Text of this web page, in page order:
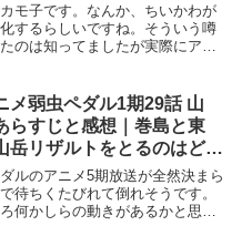
モ子です。なんか、ちいかわが
するらしいですね。そういう噂
のは知ってましたが実際にアニ
介！！ちいかわ（なんか小さくて
やつ）アニメ化決...
メ弱虫ペダル1期29話 山
らすじと感想｜巻島と東
岳リザルトをとるのはどっ
ルのアニメ5期放送が全然決まら
待ちくたびれて倒れそうです。
何かしらの動きがあるかと思っ